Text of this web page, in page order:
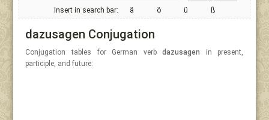
Insert in search bar:
ä ö ü ß
dazusagen Conjugation
Conjugation tables for German verbdazusagen in present,
participle, and future: